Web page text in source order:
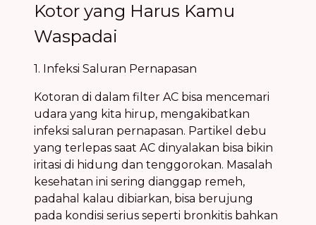
Kotor yang Harus Kamu
Waspadai
1. Infeksi Saluran Pernapasan
Kotoran di dalam filter AC bisa mencemari
udara yang kita hirup, mengakibatkan
infeksi saluran pernapasan. Partikel debu
yang terlepas saat AC dinyalakan bisa bikin
iritasi di hidung dan tenggorokan. Masalah
kesehatan ini sering dianggap remeh,
padahal kalau dibiarkan, bisa berujung
pada kondisi serius seperti bronkitis bahkan